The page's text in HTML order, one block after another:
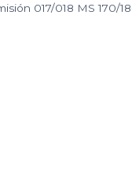
017/018 MS 170/